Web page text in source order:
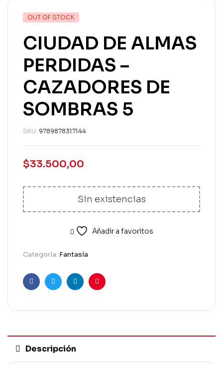
OUT OF STOCK
CIUDAD DE ALMAS
PERDIDAS –
CAZADORES DE
SOMBRAS 5
SKU: 9789878317144
$33.500,00
Sin existencias
Añadir a favoritos
Categoría: Fantasía
FacebookTwitterLinkedinPinterest
Descripción